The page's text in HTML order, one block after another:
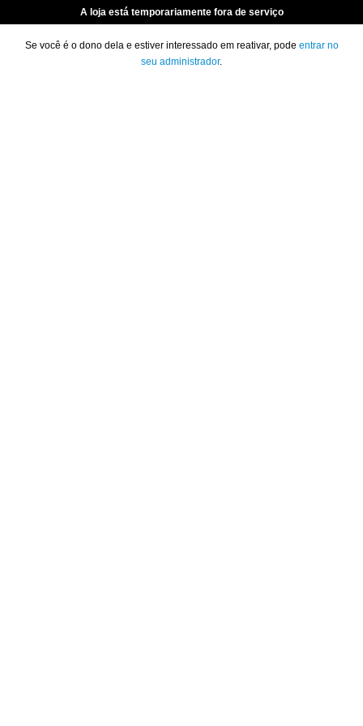
A loja está temporariamente fora de serviço
Se você é o dono dela e estiver interessado em reativar, pode entrar no
seu administrador.